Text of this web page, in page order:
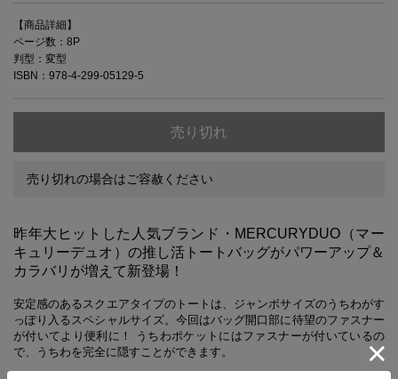
【商品詳細】
ページ数：8P
判型：変型
ISBN：978-4-299-05129-5
売り切れ
売り切れの場合はご容赦ください
昨年大ヒットした人気ブランド・MERCURYDUO（マー
キュリーデュオ）の推し活トートバッグがパワーアップ＆
カラバリが増えて新登場！
安定感のあるスクエアタイプのトートは、ジャンボサイズのうちわがす
っぽり入るスペシャルサイズ。今回はバッグ開口部に待望のファスナー
が付いてより便利に！ うちわポケットにはファスナーが付いているの
で、うちわを完全に隠すことができます。